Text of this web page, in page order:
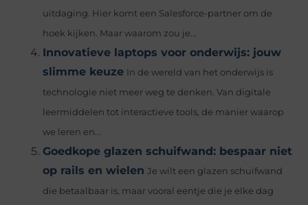
uitdaging. Hier komt een Salesforce-partner om de
hoek kijken. Maar waarom zou je...
Innovatieve laptops voor onderwijs: jouw
slimme keuze In de wereld van het onderwijs is
technologie niet meer weg te denken. Van digitale
leermiddelen tot interactieve tools, de manier waarop
we leren en...
Goedkope glazen schuifwand: bespaar niet
op rails en wielen Je wilt een glazen schuifwand
die betaalbaar is, maar vooral eentje die je elke dag